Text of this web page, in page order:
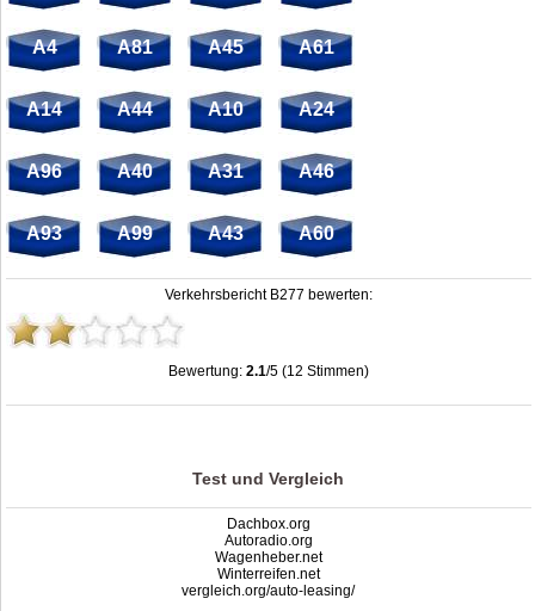
A4 A81 A45 A61
A14 A44 A10 A24
A96 A40 A31 A46
A93 A99 A43 A60
Verkehrsbericht B277 bewerten:
Bewertung: 2.1/5 (12 Stimmen)
Stau B277: Unfälle, Sperrung & Baustellen | Staumelder B277 ,2.1out of5
Test und Vergleich
Dachbox.org
Autoradio.org
Wagenheber.net
Winterreifen.net
vergleich.org/auto-leasing/